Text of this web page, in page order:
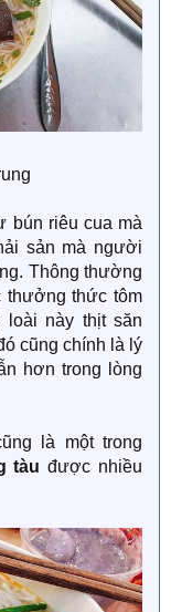
bún riêu cua mà
sản mà người
Thông thường
thưởng thức tôm
loài này thịt săn
cũng chính là lý
hơn trong lòng
là một trong
tàu được nhiều